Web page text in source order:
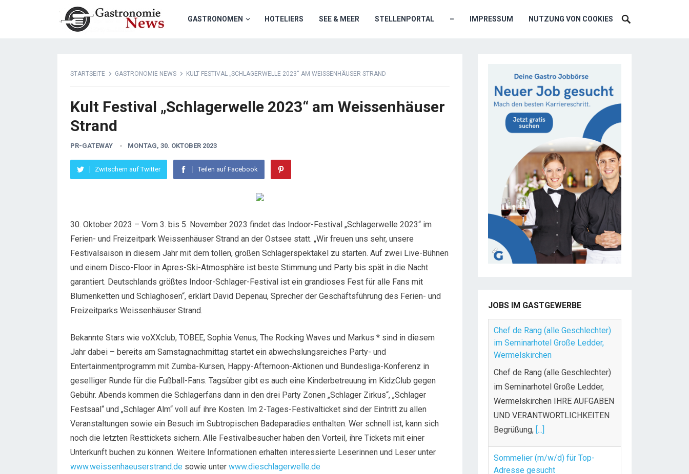
GASTRONOMEN HOTELIERS SEE & MEER STELLENPORTAL – IMPRESSUM NUTZUNG VON COOKIES
STARTSEITE GASTRONOMIE NEWS KULT FESTIVAL „SCHLAGERWELLE 2023“ AM WEISSENHÄUSER STRAND
Kult Festival „Schlagerwelle 2023“ am Weissenhäuser
Strand
PR-GATEWAY MONTAG, 30. OKTOBER 2023
Zwitschern auf Twitter Teilen auf Facebook
30. Oktober 2023 – Vom 3. bis 5. November 2023 findet das Indoor-Festival „Schlagerwelle 2023“ im
Ferien- und Freizeitpark Weissenhäuser Strand an der Ostsee statt. „Wir freuen uns sehr, unsere
Festivalsaison in diesem Jahr mit dem tollen, großen Schlagerspektakel zu starten. Auf zwei Live-Bühnen
und einem Disco-Floor in Apres-Ski-Atmosphäre ist beste Stimmung und Party bis spät in die Nacht
garantiert. Deutschlands größtes Indoor-Schlager-Festival ist ein grandioses Fest für alle Fans mit
Blumenketten und Schlaghosen“, erklärt David Depenau, Sprecher der Geschäftsführung des Ferien- und
Freizeitparks Weissenhäuser Strand.
Bekannte Stars wie voXXclub, TOBEE, Sophia Venus, The Rocking Waves und Markus * sind in diesem
Jahr dabei – bereits am Samstagnachmittag startet ein abwechslungsreiches Party- und
Entertainmentprogramm mit Zumba-Kursen, Happy-Afternoon-Aktionen und Bundesliga-Konferenz in
geselliger Runde für die Fußball-Fans. Tagsüber gibt es auch eine Kinderbetreuung im KidzClub gegen
Gebühr. Abends kommen die Schlagerfans dann in den drei Party Zonen „Schlager Zirkus“, „Schlager
Festsaal“ und „Schlager Alm“ voll auf ihre Kosten. Im 2-Tages-Festivalticket sind der Eintritt zu allen
Veranstaltungen sowie ein Besuch im Subtropischen Badeparadies enthalten. Wer schnell ist, kann sich
noch die letzten Resttickets sichern. Alle Festivalbesucher haben den Vorteil, ihre Tickets mit einer
Unterkunft buchen zu können. Weitere Informationen erhalten interessierte Leserinnen und Leser unter
www.weissenhaeuserstrand.de sowie unter www.dieschlagerwelle.de
JOBS IM GASTGEWERBE
Chef de Rang (alle Geschlechter)
im Seminarhotel Große Ledder,
Wermelskirchen
Chef de Rang (alle Geschlechter)
im Seminarhotel Große Ledder,
Wermelskirchen IHRE AUFGABEN
UND VERANTWORTLICHKEITEN
Begrüßung, [...]
Sommelier (m/w/d) für Top-
Adresse gesucht